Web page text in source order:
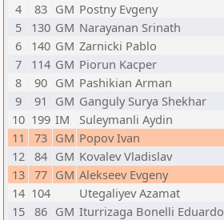
4
83 GM Postny Evgeny
5
130 GM Narayanan Srinath
6
140 GM Zarnicki Pablo
7
114 GM Piorun Kacper
8
90 GM Pashikian Arman
9
91 GM Ganguly Surya Shekhar
10 199 IM Suleymanli Aydin
11
73 GM Popov Ivan
12 84 GM Kovalev Vladislav
13 77 GM Alekseev Evgeny
14 104 Utegaliyev Azamat
15 86 GM Iturrizaga Bonelli Eduardo